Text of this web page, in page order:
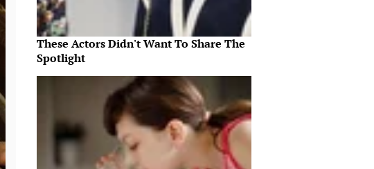
These Actors Didn't Want To Share The
Spotlight